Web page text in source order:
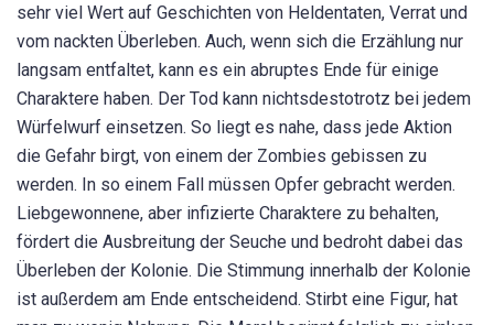
sehr viel Wert auf Geschichten von Heldentaten, Verrat und
vom nackten Überleben. Auch, wenn sich die Erzählung nur
langsam entfaltet, kann es ein abruptes Ende für einige
Charaktere haben. Der Tod kann nichtsdestotrotz bei jedem
Würfelwurf einsetzen. So liegt es nahe, dass jede Aktion
die Gefahr birgt, von einem der Zombies gebissen zu
werden. In so einem Fall müssen Opfer gebracht werden.
Liebgewonnene, aber infizierte Charaktere zu behalten,
fördert die Ausbreitung der Seuche und bedroht dabei das
Überleben der Kolonie. Die Stimmung innerhalb der Kolonie
ist außerdem am Ende entscheidend. Stirbt eine Figur, hat